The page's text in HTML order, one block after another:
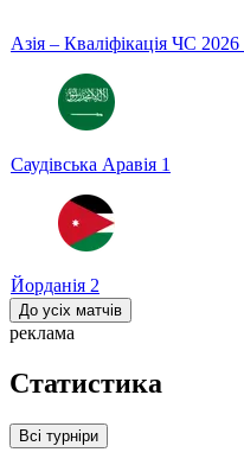
Азія – Кваліфікація ЧС 2026
Саудівська Аравія 1
Йорданія 2
До усіх матчів
реклама
Статистика
Всі турніри